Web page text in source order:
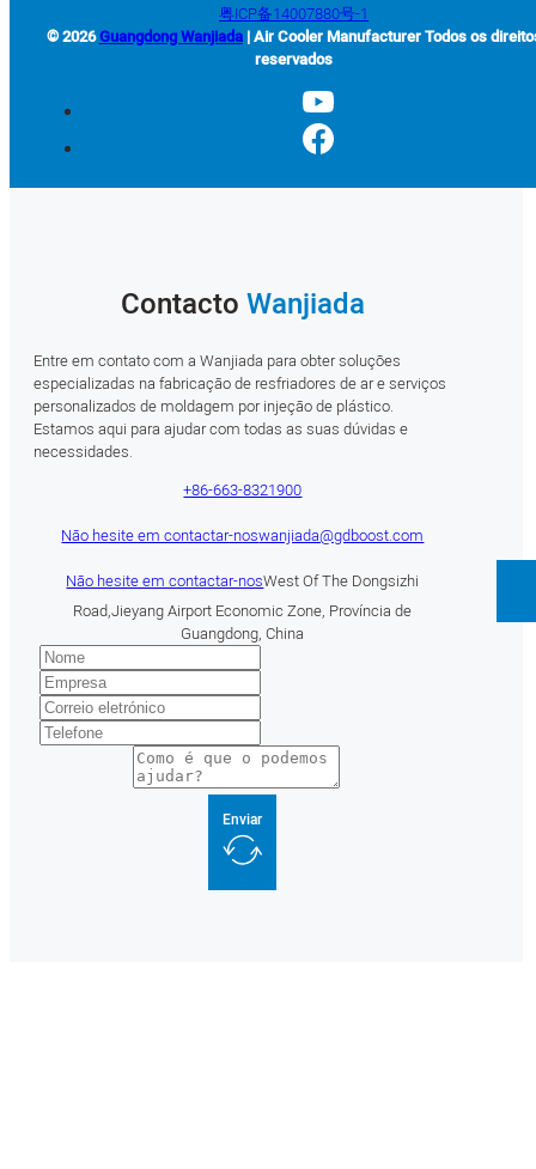
粤ICP备14007880号-1
© 2026Guangdong Wanjiada| Air Cooler Manufacturer Todos os
reservados
Contacto Wanjiada
Entre em contato com a Wanjiada para obter soluções
especializadas na fabricação de resfriadores de ar e serviços
personalizados de moldagem por injeção de plástico.
Estamos aqui para ajudar com todas as suas dúvidas e
necessidades.
+86-663-8321900
Não hesite em contactar-noswanjiada@gdboost.com
Não hesite em contactar-nosWest Of The Dongsizhi
Road,Jieyang Airport Economic Zone, Província de
Guangdong, China
Enviar